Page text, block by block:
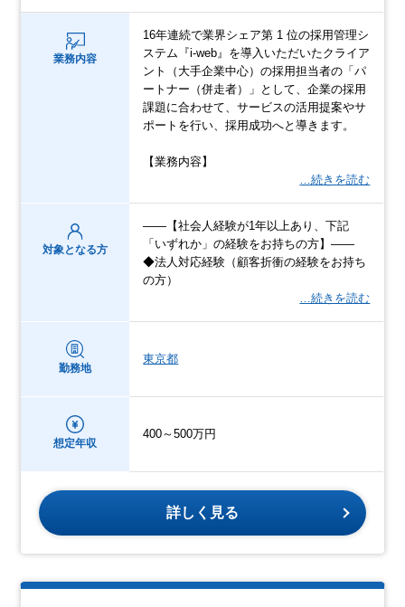
業務内容
16年連続で業界シェア第 1 位の採用管理シ
ステム『i-web』を導入いただいたクライア
ント（大手企業中心）の採用担当者の「パ
ートナー（併走者）」として、企業の採用
課題に合わせて、サービスの活用提案やサ
ポートを行い、採用成功へと導きます。
【業務内容】
…続きを読む
対象となる方
――【社会人経験が1年以上あり、下記
「いずれか」の経験をお持ちの方】――
◆法人対応経験（顧客折衝の経験をお持ち
の方）
…続きを読む
勤務地
東京都
想定年収
400～500万円
詳しく見る